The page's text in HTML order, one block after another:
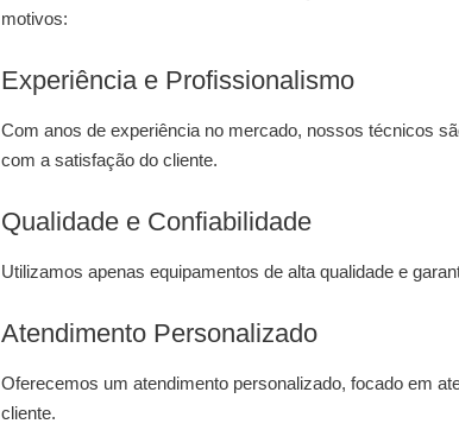
motivos:
Experiência e Profissionalismo
Com anos de experiência no mercado, nossos técnicos
com a satisfação do cliente.
Qualidade e Confiabilidade
Utilizamos apenas equipamentos de alta qualidade e
Atendimento Personalizado
Oferecemos um atendimento personalizado, focado em
cliente.